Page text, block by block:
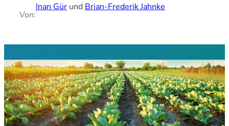
Von:
Inan Gür und Brian-Frederik Jahnke